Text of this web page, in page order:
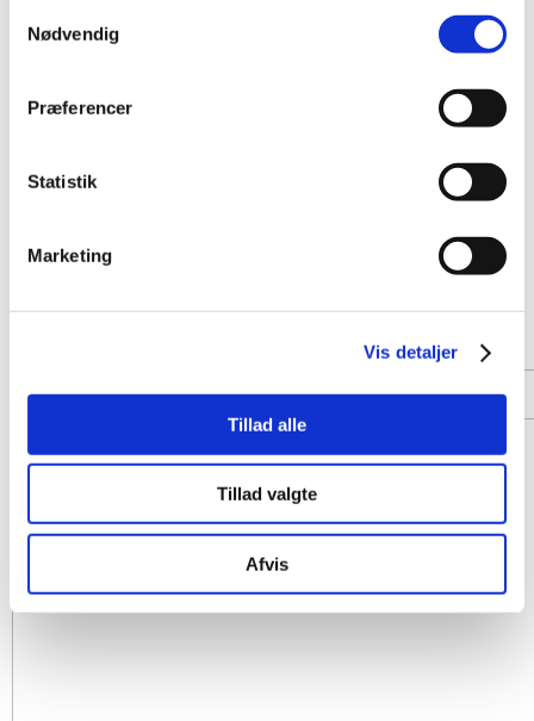
Nødvendig
Præferencer
Statistik
Marketing
Vis detaljer
Tillad alle
Tillad valgte
Afvis